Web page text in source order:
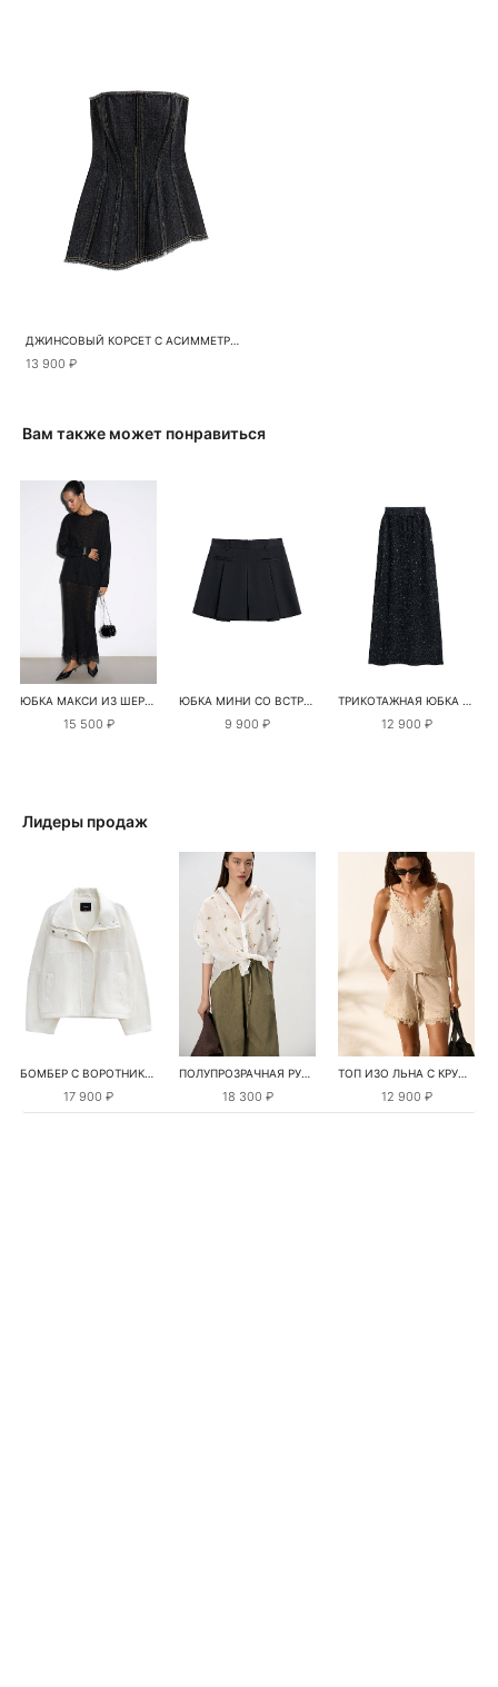
ДЖИНСОВЫЙ КОРСЕТ С АСИММЕТРИЧНЫМ НИЗОМ
13 900 ₽
Вам также может понравиться
ЮБКА МАКСИ ИЗ ШЕРСТИ МЕРИНОСА С КРУЖЕВОМ
15 500 ₽
ЮБКА МИНИ СО ВСТРЕЧНЫМИ СКЛАДКАМИ
9 900 ₽
ТРИКОТАЖНАЯ ЮБКА ИЗ ХЛОПКА С ПАЙЕТКАМИ
12 900 ₽
Лидеры продаж
БОМБЕР С ВОРОТНИКОМ-СТОЙКОЙ
17 900 ₽
ПОЛУПРОЗРАЧНАЯ РУБАШКА С РОМАШКАМИ
18 300 ₽
ТОП ИЗО ЛЬНА С КРУЖЕВОМ
12 900 ₽